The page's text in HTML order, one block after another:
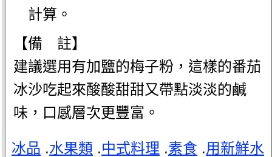
計算。
【備 註】
建議選用有加鹽的梅子粉，這樣的番茄
冰沙吃起來酸酸甜甜又帶點淡淡的鹹
味，口感層次更豐富。
冰品 .水果類 .中式料理 .素食 .用新鮮水